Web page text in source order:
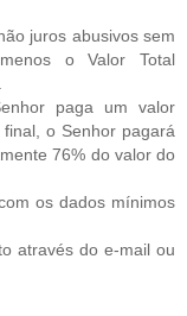
juros abusivos sem
o Valor Total
paga um valor
o Senhor pagará
76% do valor do
os dados mínimos
através do e-mail ou